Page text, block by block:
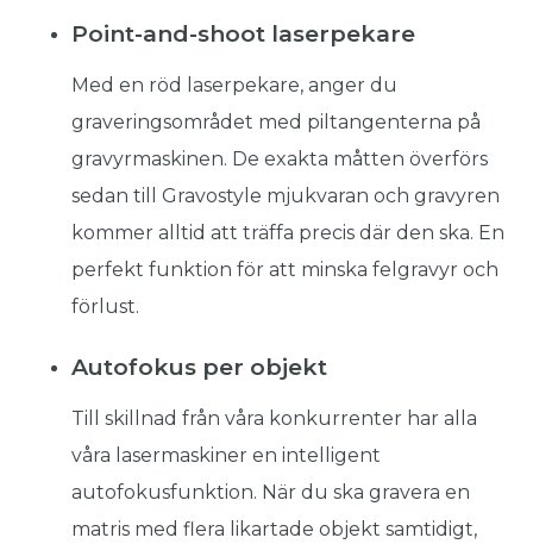
Point-and-shoot laserpekare
Med en röd laserpekare, anger du
graveringsområdet med piltangenterna på
gravyrmaskinen. De exakta måtten överförs
sedan till Gravostyle mjukvaran och gravyren
kommer alltid att träffa precis där den ska. En
perfekt funktion för att minska felgravyr och
förlust.
Autofokus per objekt
Till skillnad från våra konkurrenter har alla
våra lasermaskiner en intelligent
autofokusfunktion. När du ska gravera en
matris med flera likartade objekt samtidigt,